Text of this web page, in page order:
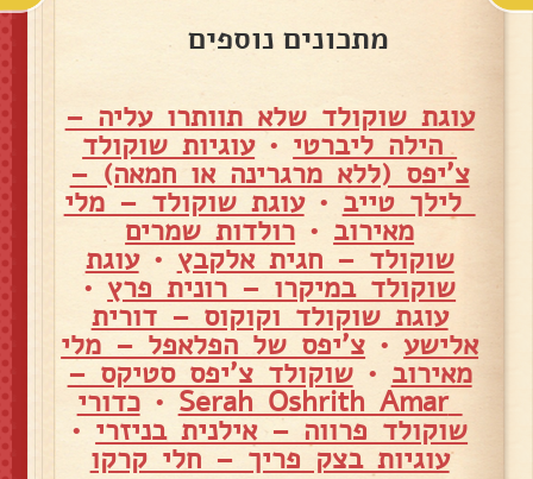
מתכונים נוספים
עוגת שוקולד שלא תוותרו עליה –
הילה ליברטי •עוגיות שוקולד
צ'יפס (ללא מרגרינה או חמאה) –
לילך טייב •עוגת שוקולד – מלי
מאירוב • רולדות שמרים
שוקולד – חגית אלקבץ •עוגת
שוקולד במיקרו – רונית פרץ •
עוגת שוקולד וקוקוס – דורית
אלישע• צ'יפס של הפלאפל – מלי
מאירוב •שוקולד צ'יפס סטיקס –
Serah Oshrith Amar
•כדורי
שוקולד פרווה – אילנית בניזרי •
עוגיות בצק פריך – חלי קרקו